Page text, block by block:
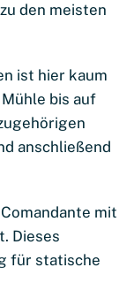
den meisten
ist hier kaum
bis auf
anschließend
mit
Dieses
für statische